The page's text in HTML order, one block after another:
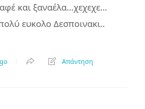
και ξαναέλα…χεχεχε…
ευκολο Δεσποινακι..
Απάντηση